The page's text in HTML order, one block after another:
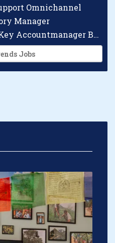
Omnichannel
Manager
Checkpoint Systems Key Accountmanager Benelux
Jobs